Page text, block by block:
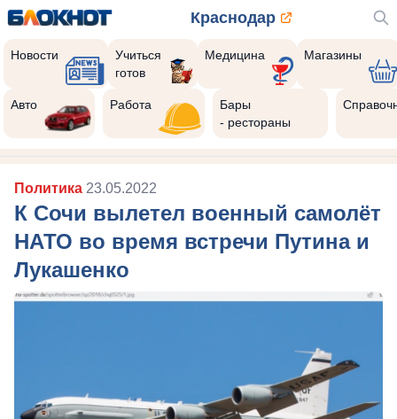
Краснодар
Новости
Учиться
готов
Медицина Магазины
Авто Работа
Бары
- рестораны
Политика 23.05.2022
К Сочи вылетел военный самолёт
НАТО во время встречи Путина и
Лукашенко